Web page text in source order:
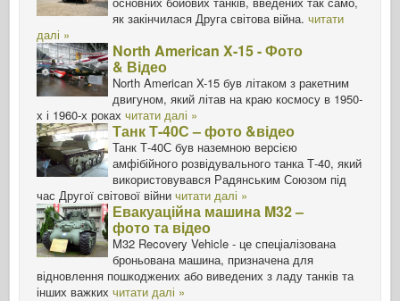
як закінчилася Друга світова війна. читати
далі »
North American X-15 - Фото
& Відео
North American X-15 був літаком з ракетним
двигуном, який літав на краю космосу в 1950-
х і 1960-х роках читати далі »
Танк Т-40С – фото &відео
Танк Т-40С був наземною версією
амфібійного розвідувального танка Т-40, який
використовувався Радянським Союзом під
час Другої світової війни читати далі »
Евакуаційна машина M32 –
фото та відео
M32 Recovery Vehicle - це спеціалізована
броньована машина, призначена для
відновлення пошкоджених або виведених з ладу танків та
інших важких читати далі »